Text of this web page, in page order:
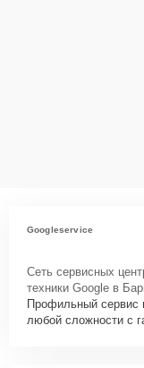
Googleservice
Сеть сервисных
техники Google в
Профильный сервис
любой сложности с